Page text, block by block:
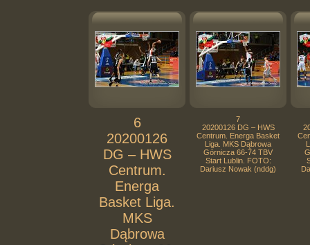
6
20200126
DG – HWS
Centrum.
Energa
Basket Liga.
MKS
Dąbrowa
7
20200126 DG – HWS
Centrum. Energa Basket
Liga. MKS Dąbrowa
Górnicza 66-74 TBV
Start Lublin. FOTO:
Dariusz Nowak (nddg)